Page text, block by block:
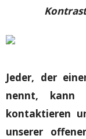
Jeder, der
nennt,
kontaktieren
unserer